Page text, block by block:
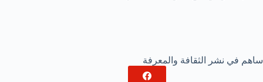
ساهم في نشر الثقافة والمعرفة